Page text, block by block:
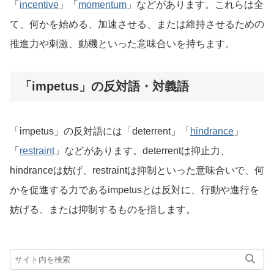
「 incentive 」「 momentum 」などがあります。これらは全
て、何かを始める、加速させる、または維持させるための
推進力や刺激、動機といった意味合いを持ちます。
「impetus」の反対語・対義語
「impetus」の反対語には「deterrent」「 hindrance 」
「 restraint」などがあります。deterrentは抑止力、
hindranceは妨げ、restraintは抑制といった意味合いで、何
かを促進する力であるimpetusとは反対に、行動や進行を
妨げる、または抑制するものを指します。